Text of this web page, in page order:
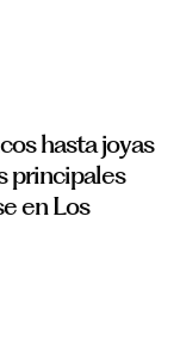
hasta joyas
principales
en Los